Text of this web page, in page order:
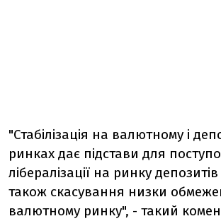
"Стабілізація на валютному і
ринках дає підстави для
лібералізації на ринку депозитів
також скасування низки
валютному ринку", - такий